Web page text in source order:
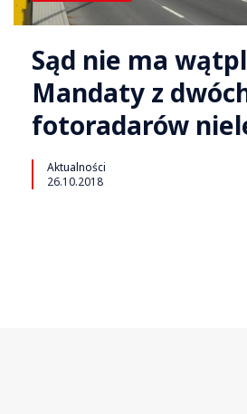
Sąd nie ma
Mandaty z
fotoradarów
Aktualności
26.10.2018